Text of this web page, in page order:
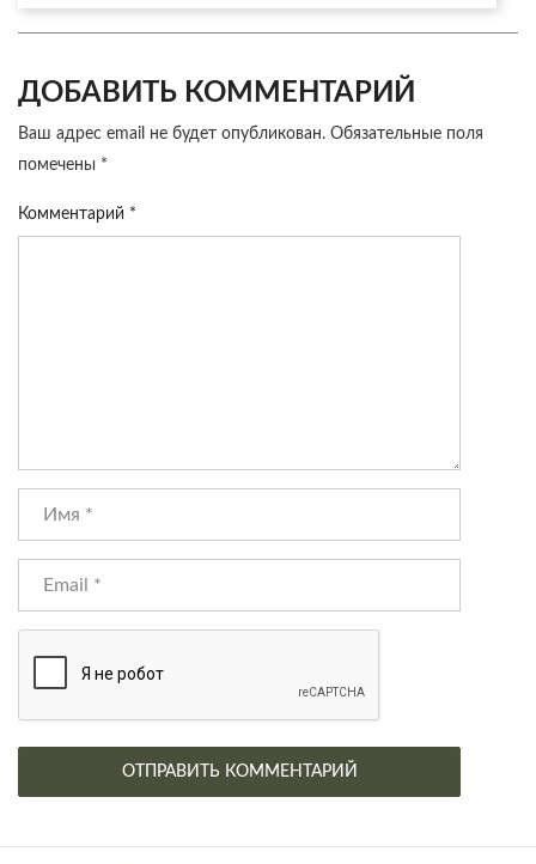
ДОБАВИТЬ КОММЕНТАРИЙ
Ваш адрес email не будет опубликован. Обязательные поля
помечены *
Комментарий *